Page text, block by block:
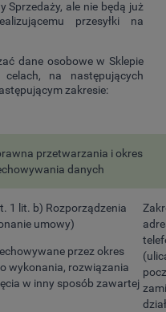
Sprzedaży, ale nie będą już
przesyłki na
dane osobowe w Sklepie
na następujących
zakresie:
przetwarzania i okres
danych
1 lit. b) Rozporządzenia
umowy)
przez okres
wykonania, rozwiązania
w inny sposób zawartej